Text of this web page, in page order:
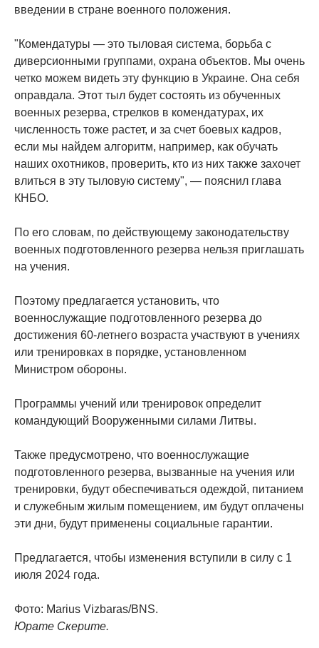
введении в стране военного положения.
"Комендатуры — это тыловая система, борьба с
диверсионными группами, охрана объектов. Мы очень
четко можем видеть эту функцию в Украине. Она себя
оправдала. Этот тыл будет состоять из обученных
военных резерва, стрелков в комендатурах, их
численность тоже растет, и за счет боевых кадров,
если мы найдем алгоритм, например, как обучать
наших охотников, проверить, кто из них также захочет
влиться в эту тыловую систему", — пояснил глава
КНБО.
По его словам, по действующему законодательству
военных подготовленного резерва нельзя приглашать
на учения.
Поэтому предлагается установить, что
военнослужащие подготовленного резерва до
достижения 60-летнего возраста участвуют в учениях
или тренировках в порядке, установленном
Министром обороны.
Программы учений или тренировок определит
командующий Вооруженными силами Литвы.
Также предусмотрено, что военнослужащие
подготовленного резерва, вызванные на учения или
тренировки, будут обеспечиваться одеждой, питанием
и служебным жилым помещением, им будут оплачены
эти дни, будут применены социальные гарантии.
Предлагается, чтобы изменения вступили в силу с 1
июля 2024 года.
Фото: Marius Vizbaras/BNS.
Юрате Скерите.